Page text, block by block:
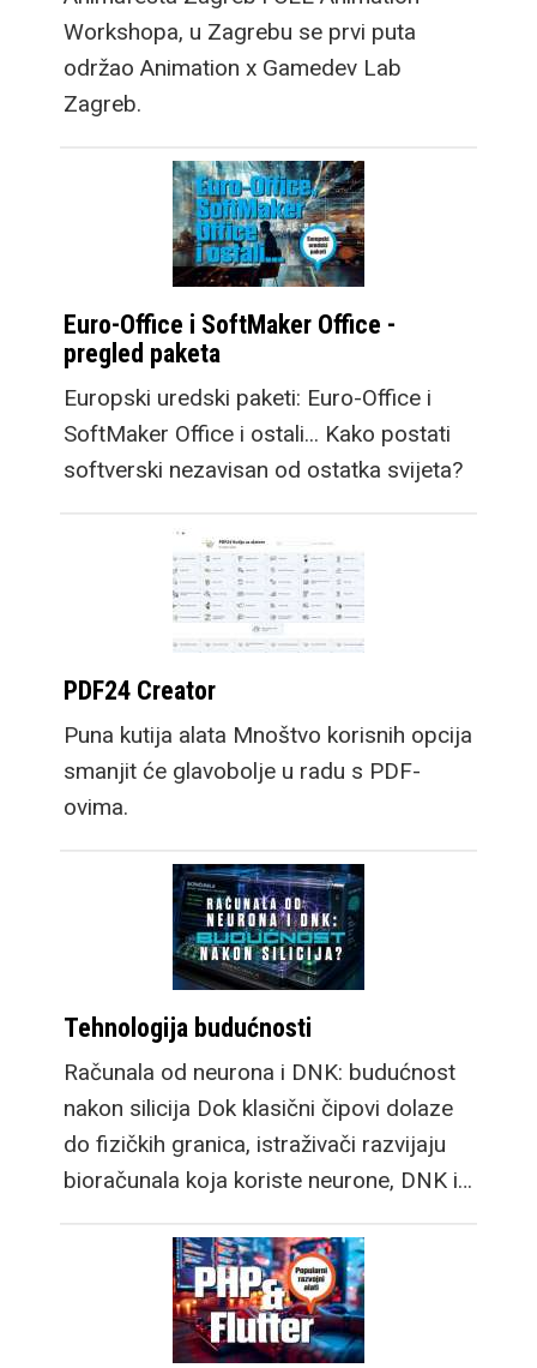
Workshopa, u Zagrebu se prvi puta
održao Animation x Gamedev Lab
Zagreb.
Euro-Office i SoftMaker Office -
pregled paketa
Europski uredski paketi: Euro-Office i
SoftMaker Office i ostali... Kako postati
softverski nezavisan od ostatka svijeta?
PDF24 Creator
Puna kutija alata Mnoštvo korisnih opcija
smanjit će glavobolje u radu s PDF-
ovima.
Tehnologija budućnosti
Računala od neurona i DNK: budućnost
nakon silicija Dok klasični čipovi dolaze
do fizičkih granica, istraživači razvijaju
bioračunala koja koriste neurone, DNK i…